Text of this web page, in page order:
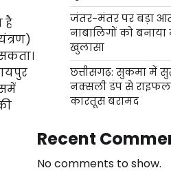
है
जंतर-मंतर पर बड़ा
नाबालिगों को
खुलासा
छत्तीसगढ़: सुकमा में
नक्सली डंप से राइफल
कारतूस बरामद
Recent
No comments to show.